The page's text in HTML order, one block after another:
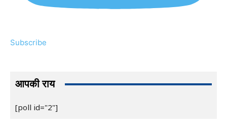
Subscribe
आपकी राय
[poll id="2"]